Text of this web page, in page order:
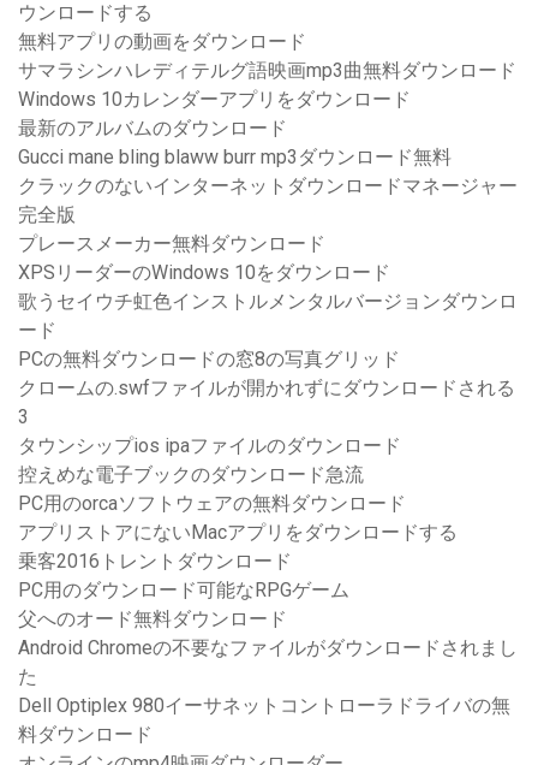
ウンロードする
無料アプリの動画をダウンロード
サマラシンハレディテルグ語映画mp3曲無料ダウンロード
Windows 10カレンダーアプリをダウンロード
最新のアルバムのダウンロード
Gucci mane bling blaww burr mp3ダウンロード無料
クラックのないインターネットダウンロードマネージャー
完全版
プレースメーカー無料ダウンロード
XPSリーダーのWindows 10をダウンロード
歌うセイウチ虹色インストルメンタルバージョンダウンロ
ード
PCの無料ダウンロードの窓8の写真グリッド
クロームの.swfファイルが開かれずにダウンロードされる
3
タウンシップios ipaファイルのダウンロード
控えめな電子ブックのダウンロード急流
PC用のorcaソフトウェアの無料ダウンロード
アプリストアにないMacアプリをダウンロードする
乗客2016トレントダウンロード
PC用のダウンロード可能なRPGゲーム
父へのオード無料ダウンロード
Android Chromeの不要なファイルがダウンロードされまし
た
Dell Optiplex 980イーサネットコントローラドライバの無
料ダウンロード